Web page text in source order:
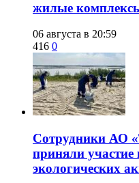
жилые
06 августа в 20:59
416 0
Сотрудники АО
приняли участие
экологических